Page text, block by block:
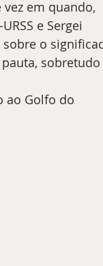
em quando,
e Sergei
sobre o
sobretudo
ao Golfo do